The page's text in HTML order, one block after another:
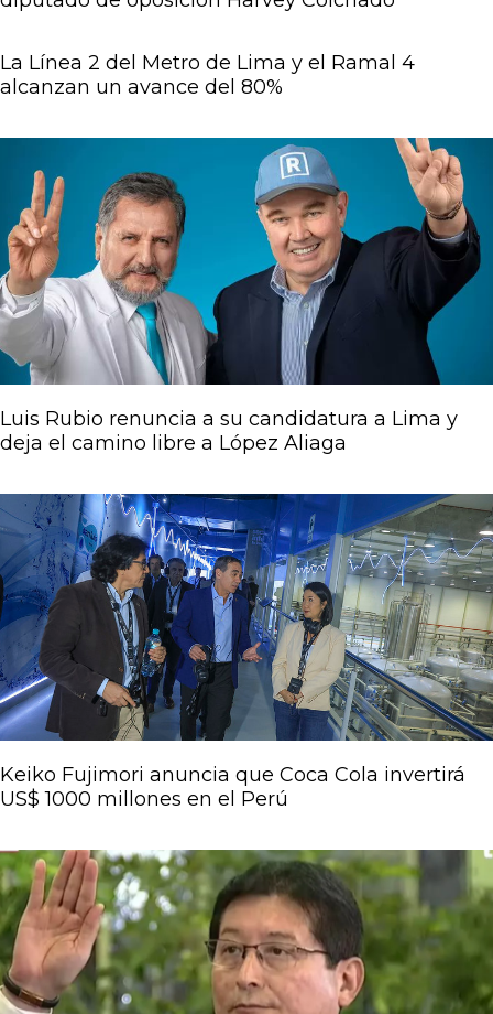
La Línea 2 del Metro de Lima y el Ramal 4
alcanzan un avance del 80%
Luis Rubio renuncia a su candidatura a Lima y
deja el camino libre a López Aliaga
Keiko Fujimori anuncia que Coca Cola invertirá
US$ 1000 millones en el Perú